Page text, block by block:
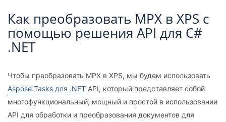
Как преобразовать MPX в XPS с
помощью решения API для C#
.NET
Чтобы преобразовать MPX в XPS, мы будем использовать
Aspose.Tasks для .NET API, который представляет собой
многофункциональный, мощный и простой в использовании
API для обработки и преобразования документов для